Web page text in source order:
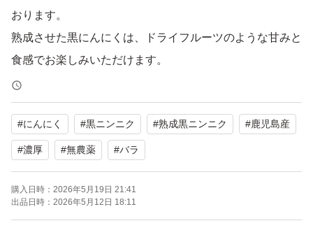
おります。
熟成させた黒にんにくは、ドライフルーツのような甘みと
食感でお楽しみいただけます。
こちらの商品は、無農薬有機栽培のにんにくを使用してお
ります。
黒ニンニクが苦しまない程度のゆるめで包装しております
もっと甘くしたい方は 蜂蜜漬けにして食べるのもお勧め
#にんにく #黒ニンニク #熟成黒ニンニク #鹿児島産
#濃厚 #無農薬 #バラ
購入日時： 2026年5月19日 21:41
出品日時： 2026年5月12日 18:11